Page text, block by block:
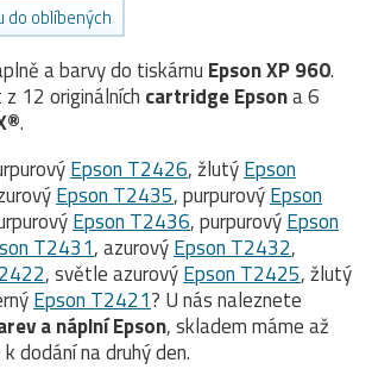
do oblíbených
a barvy do tiskárnu Epson XP 960.
12 originálních cartridgeEpsona 6
.
Epson T2426, žlutýEpson
Epson T2435, purpurovýEpson
Epson T2436, purpurovýEpson
T2431, azurovýEpson T2432,
, světle azurovýEpson T2425, žlutý
Epson T2421? U nás naleznete
a náplní Epson, skladem máme až
dodání na druhý den.